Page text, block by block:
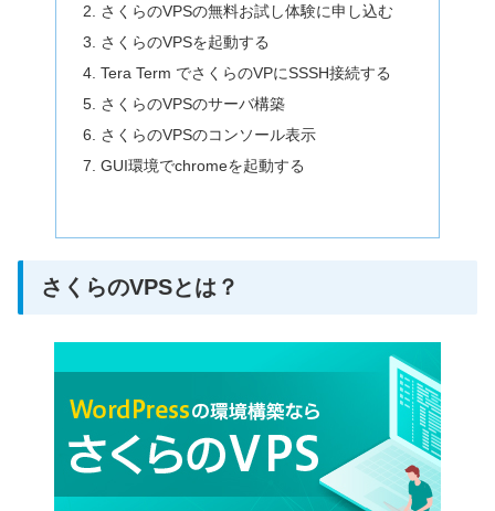
さくらのVPSの無料お試し体験に申し込む
さくらのVPSを起動する
Tera Term でさくらのVPにSSSH接続する
さくらのVPSのサーバ構築
さくらのVPSのコンソール表示
GUI環境でchromeを起動する
さくらのVPSとは？